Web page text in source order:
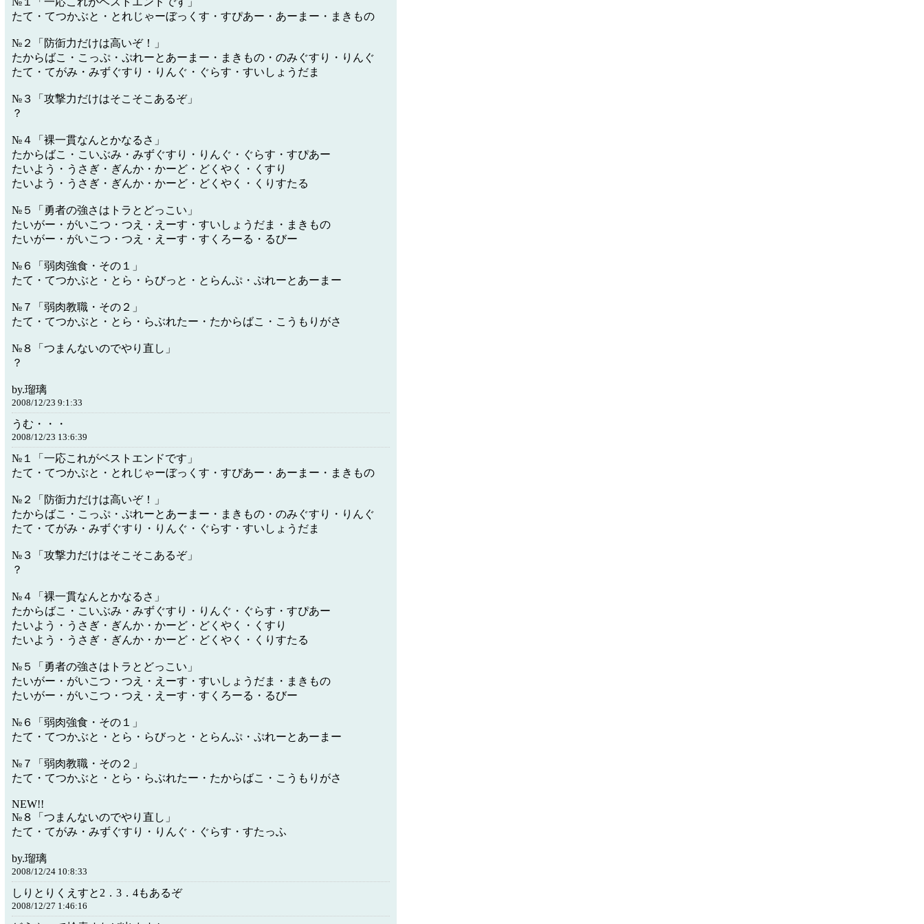
たて・てつかぶと・とれじゃーぼっくす・すぴあー・あーまー・まきもの
№２「防衘力だけは高いぞ！」
たからばこ・こっぷ・ぷれーとあーまー・まきもの・のみぐすり・りんぐ
たて・てがみ・みずぐすり・りんぐ・ぐらす・すいしょうだま
№３「攻撃力だけはそこそこあるぞ」
？
№４「裸一貫なんとかなるさ」
たからばこ・こいぶみ・みずぐすり・りんぐ・ぐらす・すぴあー
たいよう・うさぎ・ぎんか・かーど・どくやく・くすり
たいよう・うさぎ・ぎんか・かーど・どくやく・くりすたる
№５「勇者の強さはトラとどっこい」
たいがー・がいこつ・つえ・えーす・すいしょうだま・まきもの
たいがー・がいこつ・つえ・えーす・すくろーる・るびー
№６「弱肉強食・その１」
たて・てつかぶと・とら・らびっと・とらんぷ・ぷれーとあーまー
№７「弱肉教職・その２」
たて・てつかぶと・とら・らぶれたー・たからばこ・こうもりがさ
№８「つまんないのでやり直し」
？
by.瑠璃
2008/12/23 9:1:33
うむ・・・
2008/12/23 13:6:39
№１「一応これがベストエンドです」
たて・てつかぶと・とれじゃーぼっくす・すぴあー・あーまー・まきもの
№２「防衘力だけは高いぞ！」
たからばこ・こっぷ・ぷれーとあーまー・まきもの・のみぐすり・りんぐ
たて・てがみ・みずぐすり・りんぐ・ぐらす・すいしょうだま
№３「攻撃力だけはそこそこあるぞ」
？
№４「裸一貫なんとかなるさ」
たからばこ・こいぶみ・みずぐすり・りんぐ・ぐらす・すぴあー
たいよう・うさぎ・ぎんか・かーど・どくやく・くすり
たいよう・うさぎ・ぎんか・かーど・どくやく・くりすたる
№５「勇者の強さはトラとどっこい」
たいがー・がいこつ・つえ・えーす・すいしょうだま・まきもの
たいがー・がいこつ・つえ・えーす・すくろーる・るびー
№６「弱肉強食・その１」
たて・てつかぶと・とら・らびっと・とらんぷ・ぷれーとあーまー
№７「弱肉教職・その２」
たて・てつかぶと・とら・らぶれたー・たからばこ・こうもりがさ
NEW!!
№８「つまんないのでやり直し」
たて・てがみ・みずぐすり・りんぐ・ぐらす・すたっふ
by.瑠璃
2008/12/24 10:8:33
しりとりくえすと2．3．4もあるぞ
2008/12/27 1:46:16